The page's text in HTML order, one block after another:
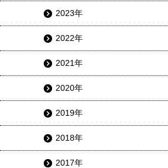
2023年
2022年
2021年
2020年
2019年
2018年
2017年